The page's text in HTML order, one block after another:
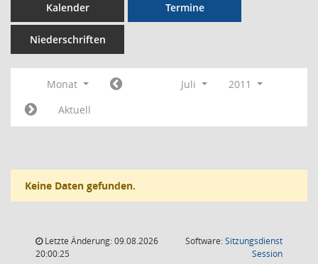
Kalender Termine
Niederschriften
Monat Juli
2011
Aktuell
Keine Daten gefunden.
Letzte Änderung: 09.08.2026
20:00:25
Software:Sitzungsdienst
Session(Wird in